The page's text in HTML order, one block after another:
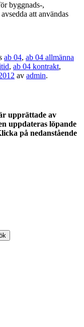
byggnads-,
att användas
ab 04, ab 04 allmänna
, ab 04 kontrakt,
av admin.
upprättade av
uppdateras löpande
på nedanstående